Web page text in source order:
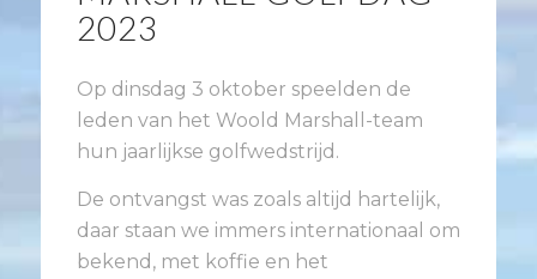
2023
Op dinsdag 3 oktober speelden de
leden van het Woold Marshall-team
hun jaarlijkse golfwedstrijd.
De ontvangst was zoals altijd hartelijk,
daar staan we immers internationaal om
bekend, met koffie en het